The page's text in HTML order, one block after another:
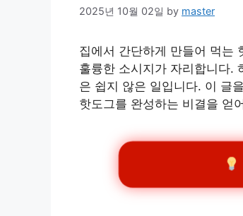
2025년 10월 02일 by master
집에서 간단하게 만들어 먹는
훌륭한 소시지가 자리합니다.
은 쉽지 않은 일입니다. 이 글
핫도그를 완성하는 비결을 얻